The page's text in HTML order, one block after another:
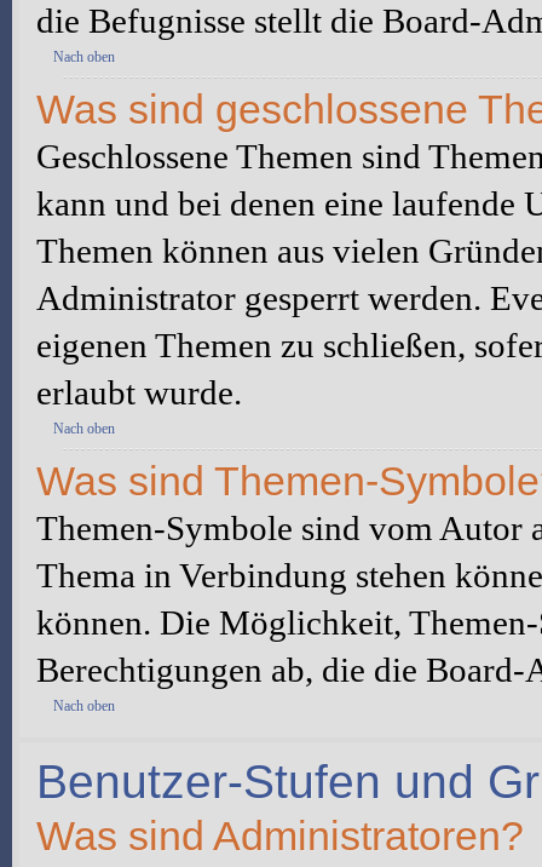
die Befugnisse stellt die Board-
Nach oben
Was sind geschlossene
Geschlossene Themen sind
kann und bei denen eine laufende
Themen können aus vielen
Administrator gesperrt werden.
eigenen Themen zu schließen,
erlaubt wurde.
Nach oben
Was sind Themen-
Themen-Symbole sind vom Autor
Thema in Verbindung stehen
können. Die Möglichkeit,
Berechtigungen ab, die die
Nach oben
Benutzer-Stufen und
Was sind Administratoren?